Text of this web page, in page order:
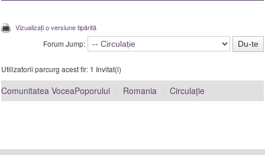
Vizualizați o versiune tipărită
Forum Jump:
Utilizatorii parcurg acest fir: 1 Invitat(i)
Comunitatea VoceaPoporului Romania Circulație